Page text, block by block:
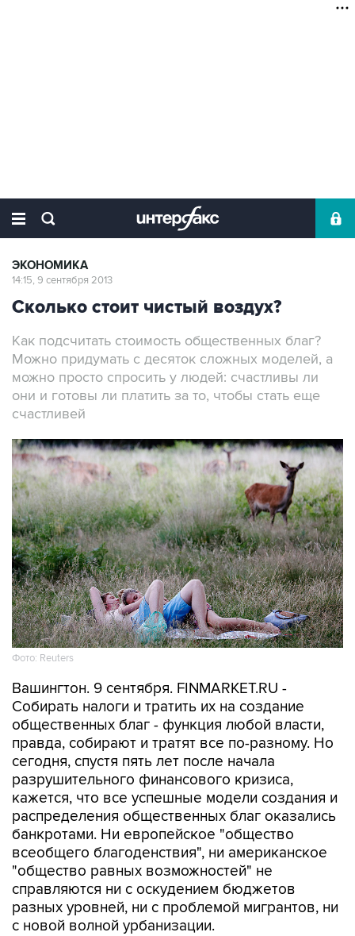
ЭКОНОМИКА
14:15, 9 сентября 2013
Сколько стоит чистый воздух?
Как подсчитать стоимость общественных благ?
Можно придумать с десяток сложных моделей, а
можно просто спросить у людей: счастливы ли
они и готовы ли платить за то, чтобы стать еще
счастливей
Фото: Reuters
Вашингтон. 9 сентября. FINMARKET.RU -
Собирать налоги и тратить их на создание
общественных благ - функция любой власти,
правда, собирают и тратят все по-разному. Но
сегодня, спустя пять лет после начала
разрушительного финансового кризиса,
кажется, что все успешные модели создания и
распределения общественных благ оказались
банкротами. Ни европейское "общество
всеобщего благоденствия", ни американское
"общество равных возможностей" не
справляются ни с оскудением бюджетов
разных уровней, ни с проблемой мигрантов, ни
с новой волной урбанизации.